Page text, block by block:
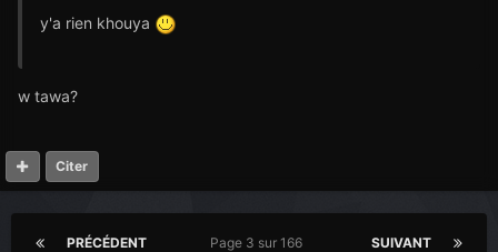
y'a rien khouya
w tawa?
Citer
PRÉCÉDENT SUIVANT
Page 3 sur 166